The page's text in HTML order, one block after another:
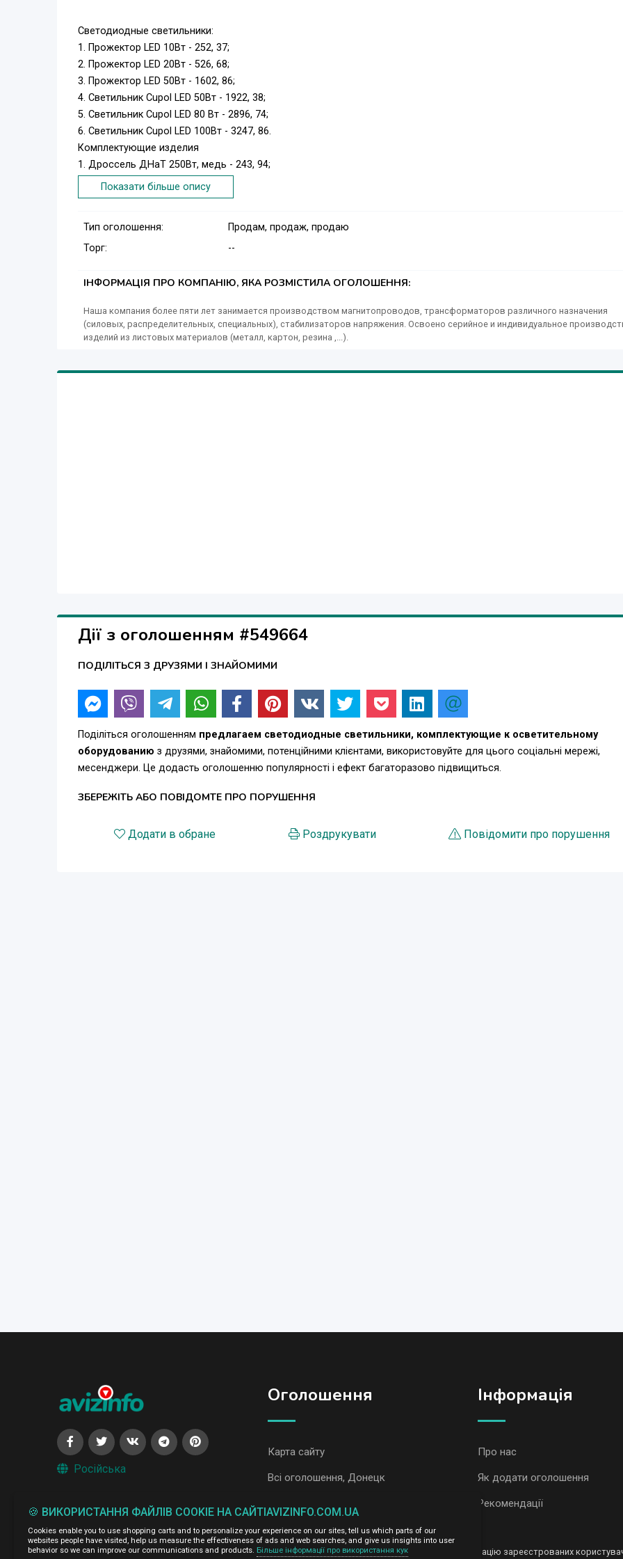
Светодиодные светильники:
1. Прожектор LED 10Вт - 252, 37;
2. Прожектор LED 20Вт - 526, 68;
3. Прожектор LED 50Вт - 1602, 86;
4. Светильник Cupol LED 50Вт - 1922, 38;
5. Светильник Cupol LED 80 Вт - 2896, 74;
6. Светильник Cupol LED 100Вт - 3247, 86.
Комплектующие изделия
1. Дроссель ДНаТ 250Вт, медь - 243, 94;
2. Дроссель ДНаТ 400Вт, медь - 291, 43;
3. Корпус прожектора МНТ 250Вт - 207, 16 (под металогалогеновую лампу);
Показати більше опису
Тип оголошення:
Продам, продаж, продаю
Торг:
--
ІНФОРМАЦІЯ ПРО КОМПАНІЮ, ЯКА РОЗМІСТИЛА ОГОЛОШЕННЯ:
Наша компания более пяти лет занимается производством магнитопроводов, трансформаторов различного назначения
(силовых, распределительных, специальных), стабилизаторов напряжения. Освоено серийное и индивидуальное
изделий из листовых материалов (металл, картон, резина ,...).
Дії з оголошенням #549664
ПОДІЛІТЬСЯ З ДРУЗЯМИ І ЗНАЙОМИМИ
Поділіться оголошенням предлагаем светодиодные светильники, комплектующие к осветительному
оборудованию з друзями, знайомими, потенційними клієнтами, використовуйте для цього соціальні мережі,
месенджери. Це додасть оголошенню популярності і ефект багаторазово підвищиться.
ЗБЕРЕЖІТЬ АБО ПОВІДОМТЕ ПРО ПОРУШЕННЯ
Додати в обране Роздрукувати Повідомити про порушення
Російська
Оголошення
Карта сайту
Всі оголошення, Донецк
Iнформація
Про нас
Як додати оголошення
Рекомендації
Адміністрація сайту AvizInfo.com.ua не несе відповідальність за зміст розміщених оголошень.
Ми цінуємо конфіденційність наших користувачів. Ми не передаємо і не продаємо особисту інформацію зареєстрованих
🍪 ВИКОРИСТАННЯ ФАЙЛІВ COOKIE НА САЙТІAVIZINFO.COM.UA
Cookies enable you to use shopping carts and to personalize your experience on our sites, tell us which parts of our
websites people have visited, help us measure the effectiveness of ads and web searches, and give us insights into user
behavior so we can improve our communications and products. Більше інформації про використання кук